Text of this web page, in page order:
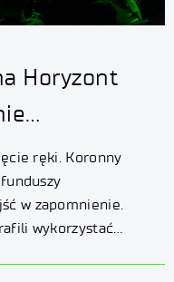
Horyzont
B+R
ręki. Koronny
w zapomnienie.
wykorzystać